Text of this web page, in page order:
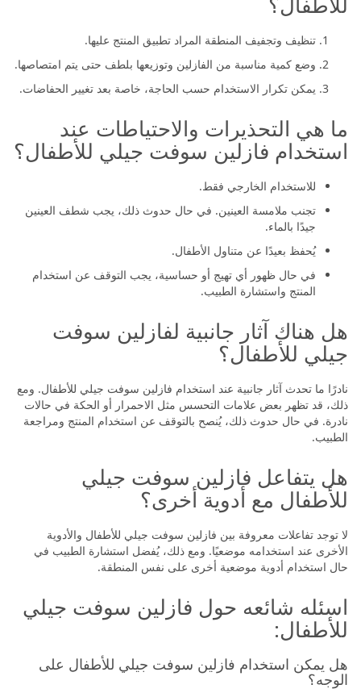
تنظيف وتجفيف المنطقة المراد تطبيق المنتج عليها.
وضع كمية مناسبة من الفازلين وتوزيعها بلطف حتى يتم امتصاصها.
يمكن تكرار الاستخدام حسب الحاجة، خاصة بعد تغيير الحفاضات.
ما هي التحذيرات والاحتياطات عند
استخدام فازلين سوفت جيلي للأطفال؟
للاستخدام الخارجي فقط.
تجنب ملامسة العينين. في حال حدوث ذلك، يجب شطف العينين
جيدًا بالماء.
يُحفظ بعيدًا عن متناول الأطفال.
في حال ظهور أي تهيج أو حساسية، يجب التوقف عن استخدام
المنتج واستشارة الطبيب.
هل هناك آثار جانبية لفازلين سوفت
جيلي للأطفال؟
نادرًا ما تحدث آثار جانبية عند استخدام فازلين سوفت جيلي للأطفال. ومع
ذلك، قد تظهر بعض علامات التحسس مثل الاحمرار أو الحكة في حالات
نادرة. في حال حدوث ذلك، يُنصح بالتوقف عن استخدام المنتج ومراجعة
الطبيب.
هل يتفاعل فازلين سوفت جيلي
للأطفال مع أدوية أخرى؟
لا توجد تفاعلات معروفة بين فازلين سوفت جيلي للأطفال والأدوية
الأخرى عند استخدامه موضعيًا. ومع ذلك، يُفضل استشارة الطبيب في
حال استخدام أدوية موضعية أخرى على نفس المنطقة.
اسئله شائعه حول فازلين سوفت جيلي
للأطفال:
هل يمكن استخدام فازلين سوفت جيلي للأطفال على
الوجه؟